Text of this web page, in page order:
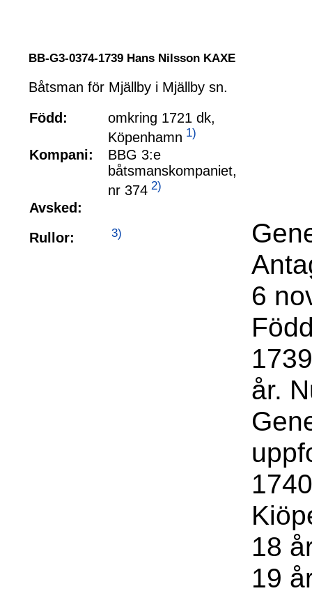
BB-G3-0374-1739 Hans Nilsson KAXE
Båtsman för Mjällby i Mjällby sn.
Född:
omkring 1721 dk,
Köpenhamn 1)
Kompani:
BBG 3:e
båtsmanskompaniet,
nr 374 2)
Avsked:
Rullor:
3)
6
år.
18
19